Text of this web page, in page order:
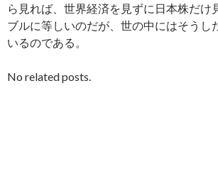
ら見れば、世界経済を見ずに日本株だけ
ブルに等しいのだが、世の中にはそうし
いるのである。
No related posts.